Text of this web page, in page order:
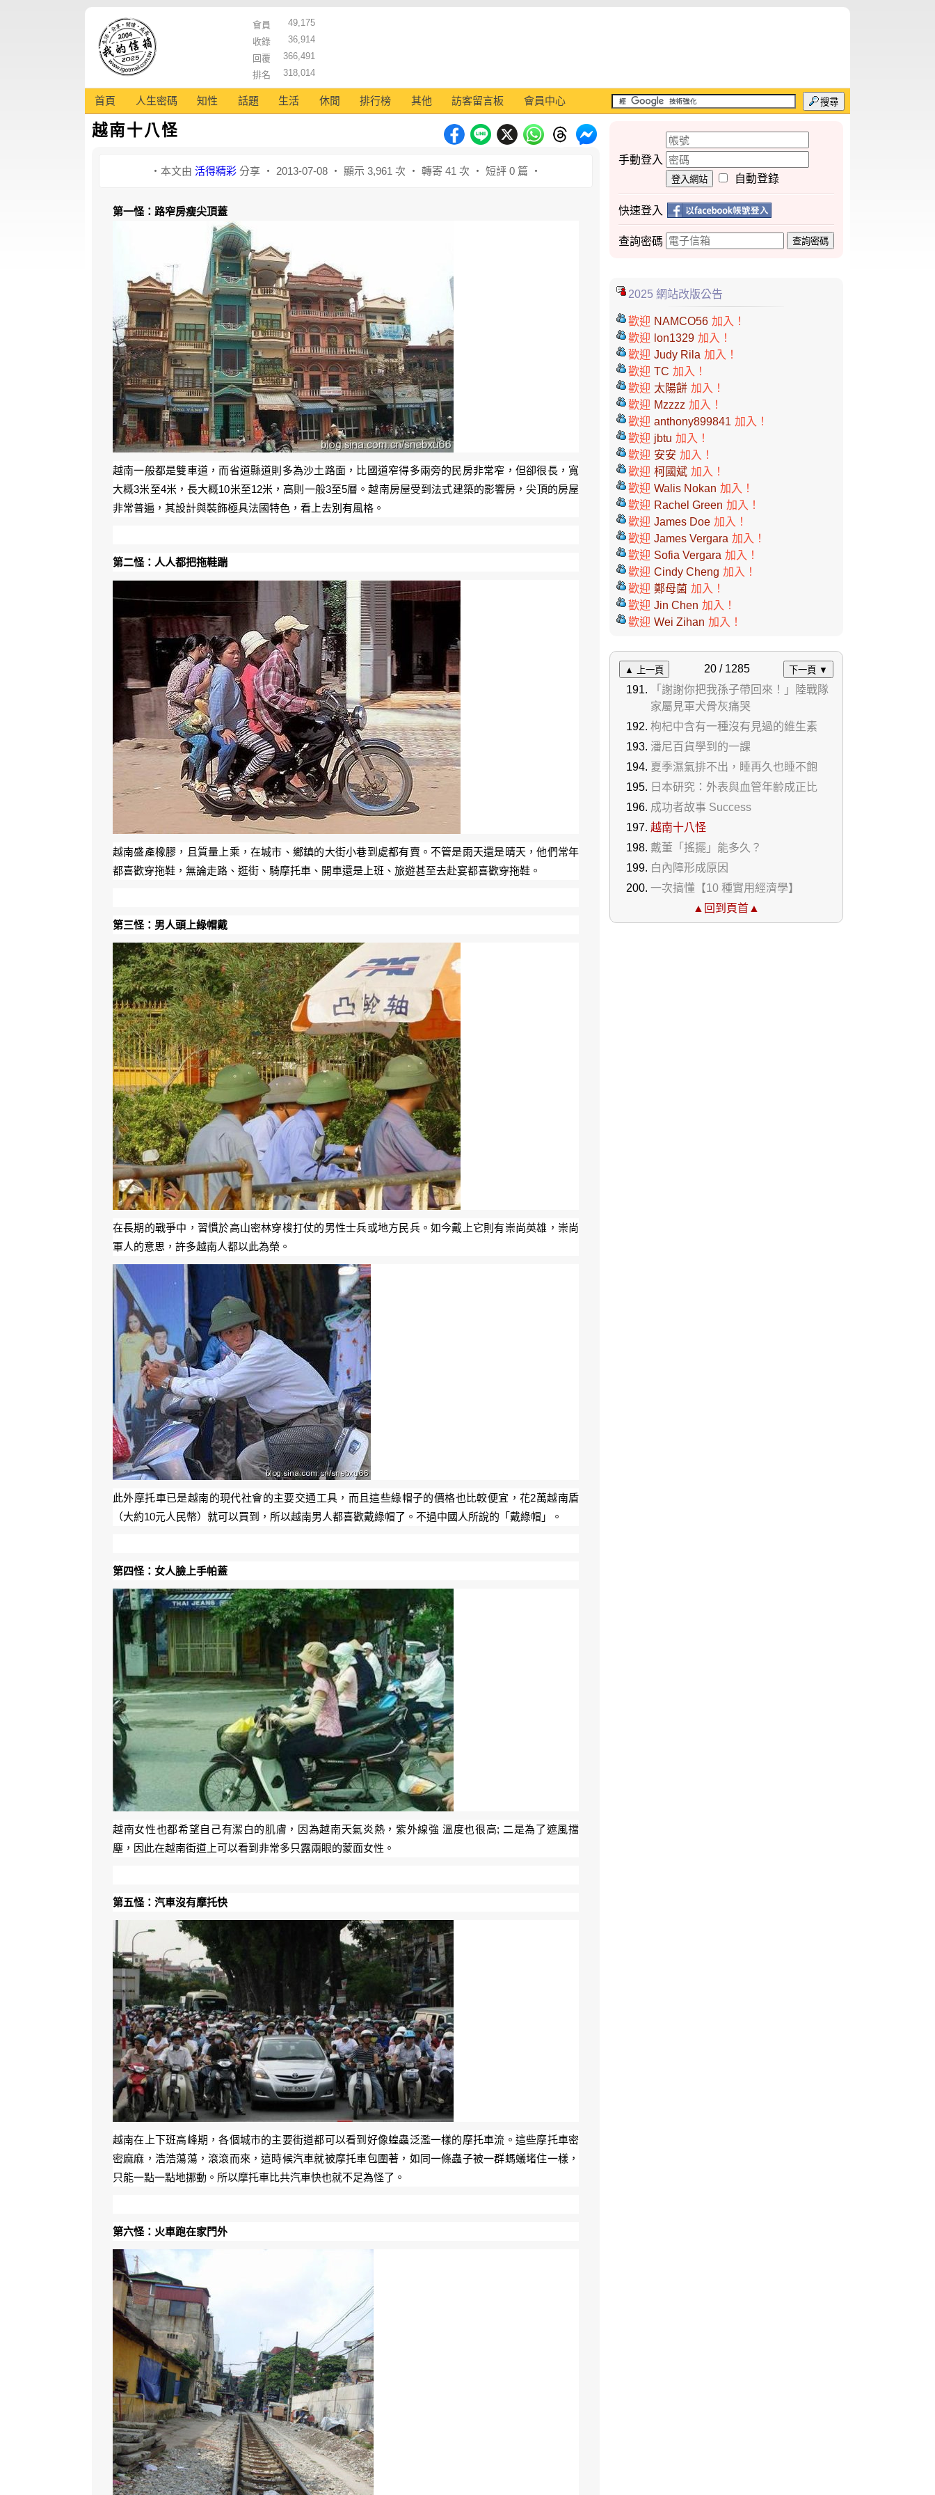
會員
49,175
收錄
36,914
回覆
366,491
排名
318,014
首頁 人生密碼 知性 話題 生活 休閒 排行榜 其他 訪客留言板 會員中心 搜尋
越南十八怪
‧本文由 活得精彩 分享 ‧ 2013-07-08 ‧ 顯示 3,961 次 ‧ 轉寄 41 次 ‧ 短評 0 篇 ‧
第一怪：路窄房瘦尖頂蓋
越南一般都是雙車道，而省道縣道則多為沙土路面，比國道窄得多兩旁的民房非常窄，但卻很長，寬
大概3米至4米，長大概10米至12米，高則一般3至5層。越南房屋受到法式建築的影響房，尖頂的房屋
非常普遍，其設計與裝飾極具法國特色，看上去別有風格。
第二怪：人人都把拖鞋踹
越南盛產橡膠，且質量上乘，在城市、鄉鎮的大街小巷到處都有賣。不管是雨天還是晴天，他們常年
都喜歡穿拖鞋，無論走路、逛街、騎摩托車、開車還是上班、旅遊甚至去赴宴都喜歡穿拖鞋。
第三怪：男人頭上綠帽戴
在長期的戰爭中，習慣於高山密林穿梭打仗的男性士兵或地方民兵。如今戴上它則有崇尚英雄，崇尚
軍人的意思，許多越南人都以此為榮。
此外摩托車已是越南的現代社會的主要交通工具，而且這些綠帽子的價格也比較便宜，花2萬越南盾
（大約10元人民幣）就可以買到，所以越南男人都喜歡戴綠帽了。不過中國人所說的「戴綠帽」。
第四怪：女人臉上手帕蓋
越南女性也都希望自己有潔白的肌膚，因為越南天氣炎熱，紫外線強 溫度也很高; 二是為了遮風擋
塵，因此在越南街道上可以看到非常多只露兩眼的蒙面女性。
第五怪：汽車沒有摩托快
越南在上下班高峰期，各個城市的主要街道都可以看到好像蝗蟲泛濫一樣的摩托車流。這些摩托車密
密麻麻，浩浩蕩蕩，滾滾而來，這時候汽車就被摩托車包圍著，如同一條蟲子被一群螞蟻堵住一樣，
只能一點一點地挪動。所以摩托車比共汽車快也就不足為怪了。
第六怪：火車跑在家門外
手動登入
登入網站 自動登錄
快速登入
查詢密碼 查詢密碼
2025 網站改版公告
歡迎 NAMCO56 加入！
歡迎 lon1329 加入！
歡迎 Judy Rila 加入！
歡迎 TC 加入！
歡迎 太陽餅 加入！
歡迎 Mzzzz 加入！
歡迎 anthony899841 加入！
歡迎 jbtu 加入！
歡迎 安安 加入！
歡迎 柯國斌 加入！
歡迎 Walis Nokan 加入！
歡迎 Rachel Green 加入！
歡迎 James Doe 加入！
歡迎 James Vergara 加入！
歡迎 Sofia Vergara 加入！
歡迎 Cindy Cheng 加入！
歡迎 鄭母菌 加入！
歡迎 Jin Chen 加入！
歡迎 Wei Zihan 加入！
▲ 上一頁 20 / 1285 下一頁 ▼
「謝謝你把我孫子帶回來！」陸戰隊
家屬見軍犬骨灰痛哭
枸杞中含有一種沒有見過的維生素
潘尼百貨學到的一課
夏季濕氣排不出，睡再久也睡不飽
日本研究：外表與血管年齡成正比
成功者故事 Success
越南十八怪
戴董「搖擺」能多久？
白內障形成原因
一次搞懂【10 種實用經濟學】
▲回到頁首▲